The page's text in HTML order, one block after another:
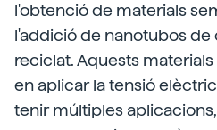
l'obtenció de materials
l'addició de nanotubos
reciclat. Aquests materials
en aplicar la tensió
tenir múltiples